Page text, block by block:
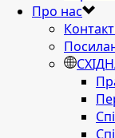
Про нас